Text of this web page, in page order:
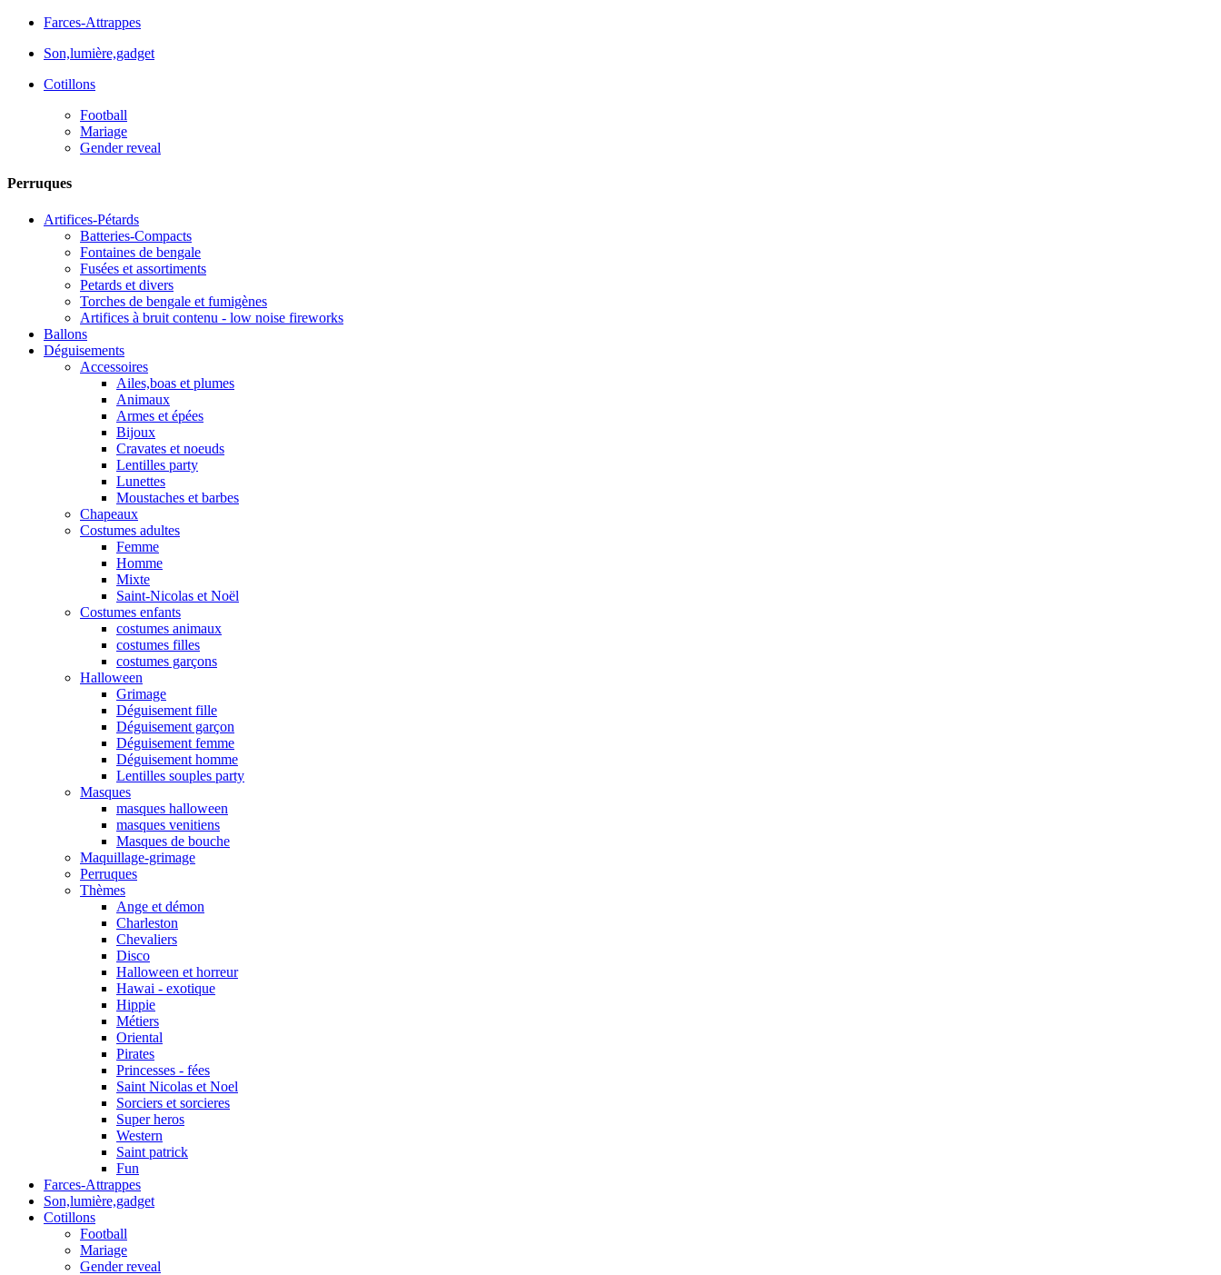
Farces-Attrappes
Son,lumière,gadget
Cotillons
Football
Mariage
Gender reveal
Perruques
Artifices-Pétards
Batteries-Compacts
Fontaines de bengale
Fusées et assortiments
Petards et divers
Torches de bengale et fumigènes
Artifices à bruit contenu - low noise fireworks
Ballons
Déguisements
Accessoires
Ailes,boas et plumes
Animaux
Armes et épées
Bijoux
Cravates et noeuds
Lentilles party
Lunettes
Moustaches et barbes
Chapeaux
Costumes adultes
Femme
Homme
Mixte
Saint-Nicolas et Noël
Costumes enfants
costumes animaux
costumes filles
costumes garçons
Halloween
Grimage
Déguisement fille
Déguisement garçon
Déguisement femme
Déguisement homme
Lentilles souples party
Masques
masques halloween
masques venitiens
Masques de bouche
Maquillage-grimage
Perruques
Thèmes
Ange et démon
Charleston
Chevaliers
Disco
Halloween et horreur
Hawai - exotique
Hippie
Métiers
Oriental
Pirates
Princesses - fées
Saint Nicolas et Noel
Sorciers et sorcieres
Super heros
Western
Saint patrick
Fun
Farces-Attrappes
Son,lumière,gadget
Cotillons
Football
Mariage
Gender reveal